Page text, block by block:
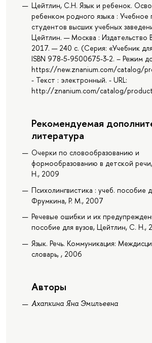
Цейтлин, С.Н. Язык и ребенок.
ребенком родного языка : Учебное
студентов высших учебных
Цейтлин. — Москва :
2017. — 240 с. (Серия: «Учебник
ISBN 978-5-9500675-3-2. – Режим
https://new.znanium.com/catalog/
- Текст : электронный. - URL:
http://znanium.com/catalog/
Рекомендуемая
литература
Очерки по словообразованию и
формообразованию в детской
Н., 2009
Психолингвистика : учеб. пособие
Фрумкина, Р. М., 2007
Речевые ошибки и их
пособие для вузов, Цейтлин, С. Н.,
Язык. Речь. Коммуникация:
словарь, , 2006
Авторы
Ахапкина Яна Эмильевна